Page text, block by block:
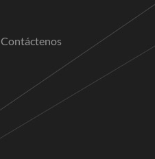
Contáctenos